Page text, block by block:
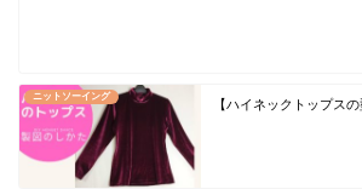
ニットソーイング
【ハイネックトップス